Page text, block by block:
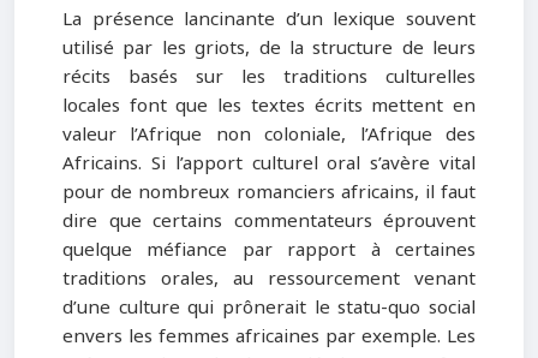
La présence lancinante d’un lexique souvent
utilisé par les griots, de la structure de leurs
récits basés sur les traditions culturelles
locales font que les textes écrits mettent en
valeur l’Afrique non coloniale, l’Afrique des
Africains. Si l’apport culturel oral s’avère vital
pour de nombreux romanciers africains, il faut
dire que certains commentateurs éprouvent
quelque méfiance par rapport à certaines
traditions orales, au ressourcement venant
d’une culture qui prônerait le statu-quo social
envers les femmes africaines par exemple. Les